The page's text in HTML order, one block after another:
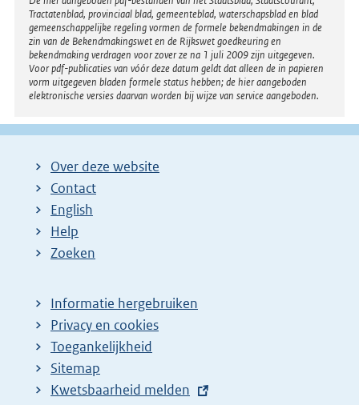
Tractatenblad, provinciaal blad, gemeenteblad, waterschapsblad en blad
gemeenschappelijke regeling vormen de formele bekendmakingen in de
zin van de Bekendmakingswet en de Rijkswet goedkeuring en
bekendmaking verdragen voor zover ze na 1 juli 2009 zijn uitgegeven.
Voor pdf-publicaties van vóór deze datum geldt dat alleen de in papieren
vorm uitgegeven bladen formele status hebben; de hier aangeboden
elektronische versies daarvan worden bij wijze van service aangeboden.
Over deze website
Contact
English
Help
Zoeken
Informatie hergebruiken
Privacy en cookies
Toegankelijkheid
Sitemap
E
Kwetsbaarheid melden